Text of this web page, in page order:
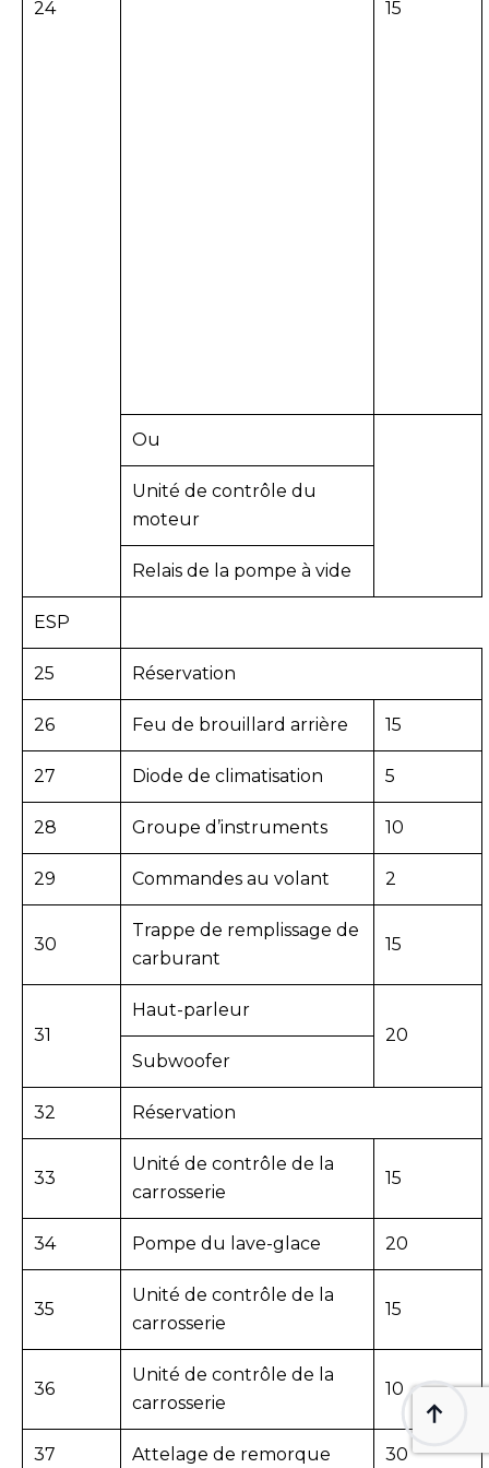
24 15
Ou
Unité de contrôle du
moteur
Relais de la pompe à vide
ESP
25 Réservation
26 Feu de brouillard arrière 15
27 Diode de climatisation 5
28 Groupe d’instruments 10
29 Commandes au volant 2
30
Trappe de remplissage de
carburant
15
31
Haut-parleur
20
Subwoofer
32 Réservation
33
Unité de contrôle de la
carrosserie
15
34 Pompe du lave-glace 20
35
Unité de contrôle de la
carrosserie
15
36
Unité de contrôle de la
carrosserie
10
37 Attelage de remorque 30